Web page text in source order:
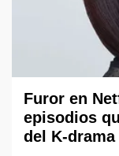
Furor en
episodios
del K-drama